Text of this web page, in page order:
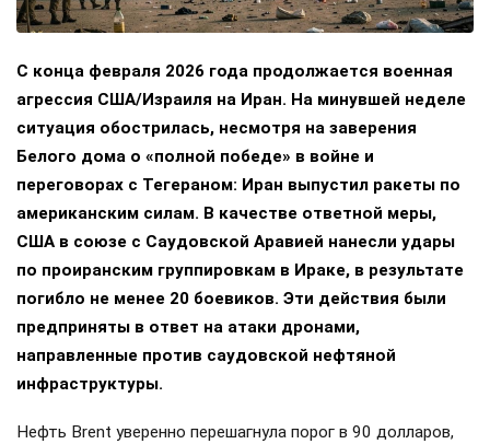
С конца февраля 2026 года продолжается военная
агрессия США/Израиля на Иран. На минувшей неделе
ситуация обострилась, несмотря на заверения
Белого дома о «полной победе» в войне и
переговорах с Тегераном: Иран выпустил ракеты по
американским силам. В качестве ответной меры,
США в союзе с Саудовской Аравией нанесли удары
по проиранским группировкам в Ираке, в результате
погибло не менее 20 боевиков. Эти действия были
предприняты в ответ на атаки дронами,
направленные против саудовской нефтяной
инфраструктуры.
Нефть Brent уверенно перешагнула порог в 90 долларов,